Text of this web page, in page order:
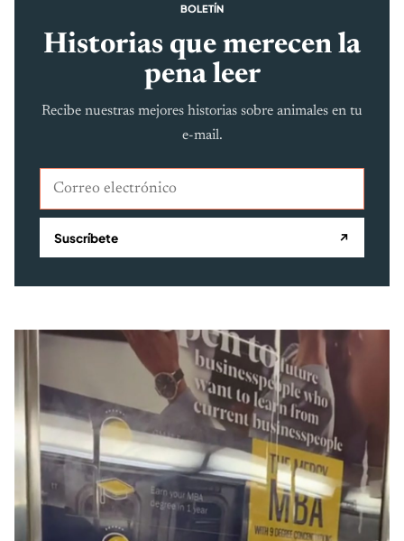
BOLETÍN
Historias que merecen la
pena leer
Recibe nuestras mejores historias sobre animales en tu
e-mail.
Correo electrónico
Suscríbete ↗